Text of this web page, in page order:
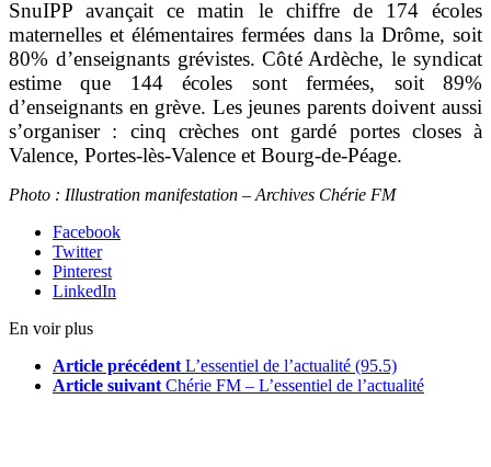
SnuIPP avançait ce matin le chiffre de 174 écoles
maternelles et élémentaires fermées dans la Drôme, soit
80% d’enseignants grévistes. Côté Ardèche, le syndicat
estime que 144 écoles sont fermées, soit 89%
d’enseignants en grève. Les jeunes parents doivent aussi
s’organiser : cinq crèches ont gardé portes closes à
Valence, Portes-lès-Valence et Bourg-de-Péage.
Photo : Illustration manifestation – Archives Chérie FM
Facebook
Twitter
Pinterest
LinkedIn
En voir plus
Article précédent L’essentiel de l’actualité (95.5)
Article suivant Chérie FM – L’essentiel de l’actualité